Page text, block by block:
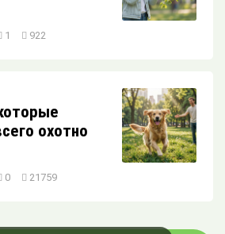
1 922
охотно
0 21759